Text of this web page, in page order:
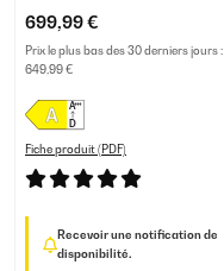
Mobile Blanc
699,99 €
Prix le plus bas des 30 derniers jours :
649,99 €
Fiche produit (PDF)
Recevoir une notification de
disponibilité.